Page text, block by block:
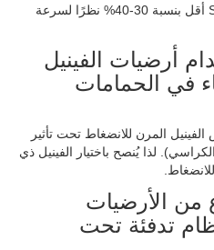
عادةً ما تكون تكلفة تركيب بلاط SPC أقل بنسبة 30-40% نظرًا لسرعة
أرضيات الفينيل
في الحمامات
المرن للانضغاط تحت تأثير
لذا يُنصح باختيار الفينيل ذي
من الأرضيات
تدفئة تحت